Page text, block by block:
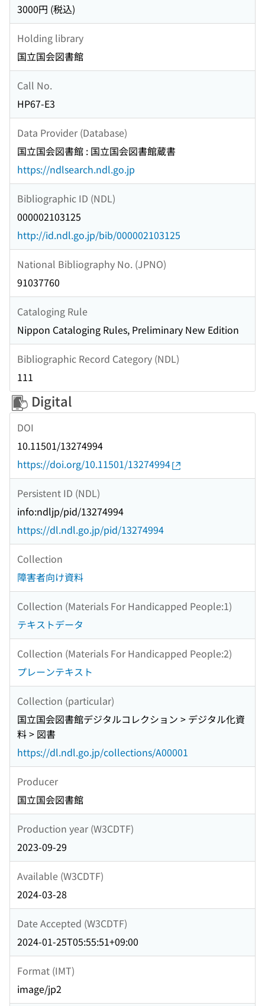
3000円 (税込)
Holding library
国立国会図書館
Call No.
HP67-E3
Data Provider (Database)
国立国会図書館 : 国立国会図書館蔵書
https://ndlsearch.ndl.go.jp
Bibliographic ID (NDL)
000002103125
http://id.ndl.go.jp/bib/000002103125
National Bibliography No. (JPNO)
91037760
Cataloging Rule
Nippon Cataloging Rules, Preliminary New Edition
Bibliographic Record Category (NDL)
111
Digital
DOI
10.11501/13274994
https://doi.org/10.11501/13274994
Persistent ID (NDL)
info:ndljp/pid/13274994
https://dl.ndl.go.jp/pid/13274994
Collection
障害者向け資料
Collection (Materials For Handicapped People:1)
テキストデータ
Collection (Materials For Handicapped People:2)
プレーンテキスト
Collection (particular)
国立国会図書館デジタルコレクション > デジタル化資
料 > 図書
https://dl.ndl.go.jp/collections/A00001
Producer
国立国会図書館
Production year (W3CDTF)
2023-09-29
Available (W3CDTF)
2024-03-28
Date Accepted (W3CDTF)
2024-01-25T05:55:51+09:00
Format (IMT)
image/jp2